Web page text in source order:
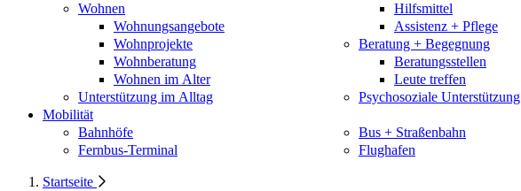
Wohnen
Wohnungsangebote
Wohnprojekte
Wohnberatung
Wohnen im Alter
Unterstützung im Alltag
Hilfsmittel
Assistenz + Pflege
Beratung + Begegnung
Beratungsstellen
Leute treffen
Psychosoziale Unterstützung
Mobilität
Bahnhöfe
Fernbus-Terminal
Bus + Straßenbahn
Flughafen
Startseite